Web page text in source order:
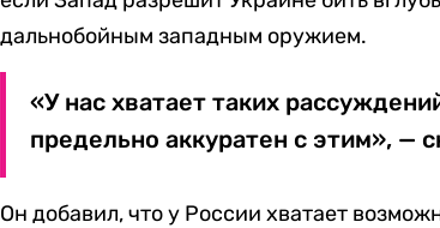
дальнобойным западным оружием.
«У нас хватает таких
предельно аккуратен с этим», —
Он добавил, что у России хватает